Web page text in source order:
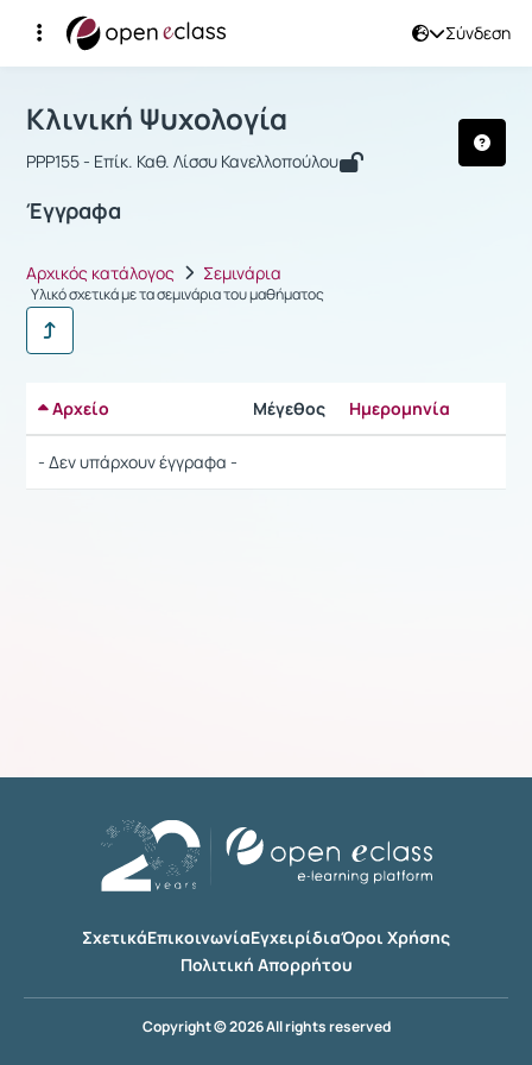
Σύνδεση
Αρχική Σελίδα
Μάθημα : Κλινική Ψυχολογία
Κλινική Ψυχολογία
PPP155 - Επίκ. Καθ. Λίσσυ Κανελλοπούλου
Έγγραφα
Αρχικός κατάλογος Σεμινάρια
Υλικό σχετικά με τα σεμινάρια του μαθήματος
Αρχείο Μέγεθος Ημερομηνία
- Δεν υπάρχουν έγγραφα -
ΣχετικάΕπικοινωνίαΕγχειρίδιαΌροι Χρήσης
Πολιτική Απορρήτου
Copyright © 2026 All rights reserved